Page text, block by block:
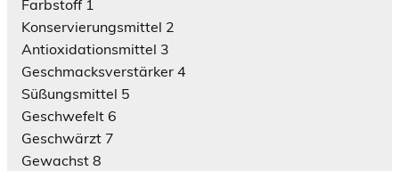
Farbstoff 1
Konservierungsmittel 2
Antioxidationsmittel 3
Geschmacksverstärker 4
Süßungsmittel 5
Geschwefelt 6
Geschwärzt 7
Gewachst 8